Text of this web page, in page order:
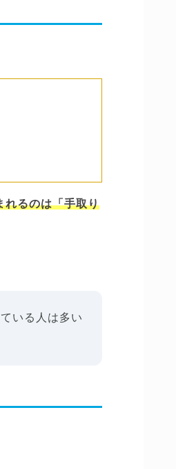
れるのは「手取り
いる人は多い